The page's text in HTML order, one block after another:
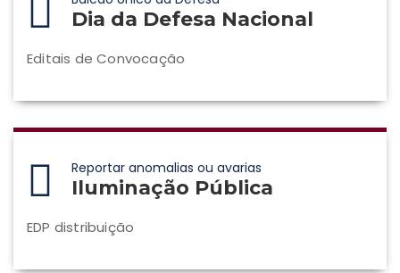
Dia da Defesa Nacional
Editais de Convocação
Reportar anomalias ou avarias
Iluminação Pública
EDP distribuição